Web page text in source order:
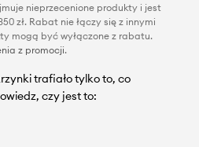
nieprzecenione produkty i jest
zł. Rabat nie łączy się z innymi
mogą być wyłączone z rabatu.
z promocji.
trafiało tylko to, co
czy jest to: